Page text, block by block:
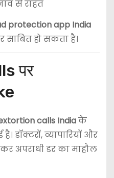
से राहत
protection app India
हो सकता है।
पर
calls Indiaके
डॉक्टरों, व्यापारियों और
अपराधी डर का माहौल